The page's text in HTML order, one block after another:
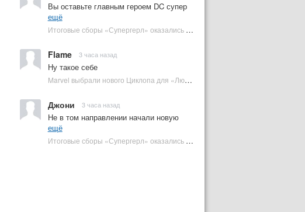
Вы оставьте главным героем DC супер
ещё
Итоговые сборы «Супергерл» оказались худшими для DC за два десятилетия | Plugged In Ru
Flame 3 часа назад
Ну такое себе
Marvel выбрали нового Циклопа для «Людей Икс» | Plugged In Ru
Джони 3 часа назад
Не в том направлении начали новую
ещё
Итоговые сборы «Супергерл» оказались худшими для DC за два десятилетия | Plugged In Ru